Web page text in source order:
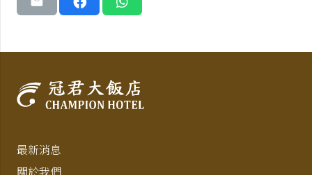
最新消息
關於我們